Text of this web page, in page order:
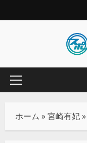
ホーム »宮崎有妃»